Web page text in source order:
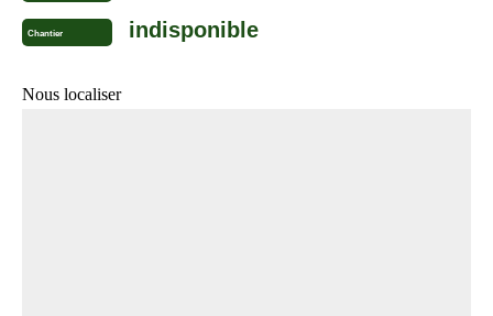
Chantier indisponible
Nous localiser